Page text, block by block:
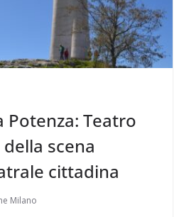
Potenza: Teatro
scena
cittadina
Milano